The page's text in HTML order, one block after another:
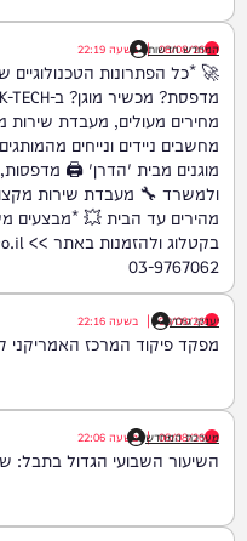
המחדש חדשות
08/08/26
| בשעה 22:19
🚀 *כל הפתרונות
מחירים מעולים, מעבדת שירות
מחשבים ניידים ונייחים
מוגנים מבית 'הדרן' 🖨️ מדפסות,
ולמשרד 🔧 מעבדת שירות
מהירים עד הבית 💥 *מבצעים
03-9767062
יענקי גולדן
08/08/26
| בשעה 22:16
מפקד פיקוד המרכז האמריקני
מערכת המחדש
08/08/26
| בשעה 22:06
השיעור השבועי הגדול בתבל: